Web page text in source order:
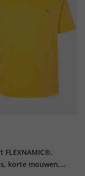
FLEXNAMIC®,
korte mouwen,